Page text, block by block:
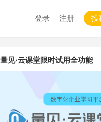
登录 注册 投
量见·云课堂限时试用全功能